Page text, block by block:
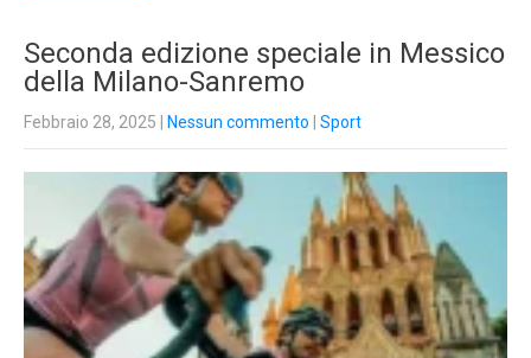
Seconda edizione speciale in Messico
della Milano-Sanremo
Febbraio 28, 2025 Nessun commento Sport